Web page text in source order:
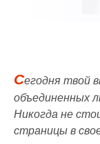
Сегодня твой
объединенных
Никогда не
страницы в